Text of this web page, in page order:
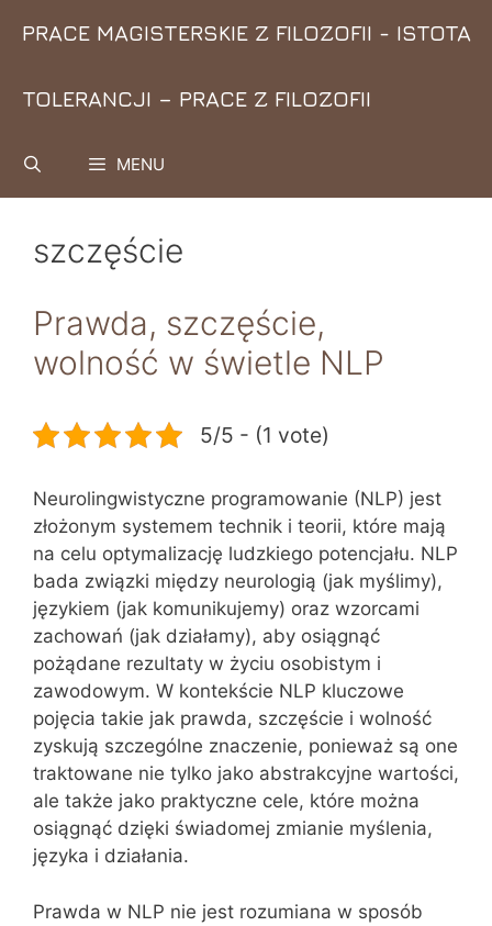
PRACE MAGISTERSKIE Z FILOZOFII - ISTOTA
TOLERANCJI – PRACE Z FILOZOFII
MENU
szczęście
Prawda, szczęście,
wolność w świetle NLP
5/5 - (1 vote)
Neurolingwistyczne programowanie (NLP) jest
złożonym systemem technik i teorii, które mają
na celu optymalizację ludzkiego potencjału. NLP
bada związki między neurologią (jak myślimy),
językiem (jak komunikujemy) oraz wzorcami
zachowań (jak działamy), aby osiągnąć
pożądane rezultaty w życiu osobistym i
zawodowym. W kontekście NLP kluczowe
pojęcia takie jak prawda, szczęście i wolność
zyskują szczególne znaczenie, ponieważ są one
traktowane nie tylko jako abstrakcyjne wartości,
ale także jako praktyczne cele, które można
osiągnąć dzięki świadomej zmianie myślenia,
języka i działania.
Prawda w NLP nie jest rozumiana w sposób